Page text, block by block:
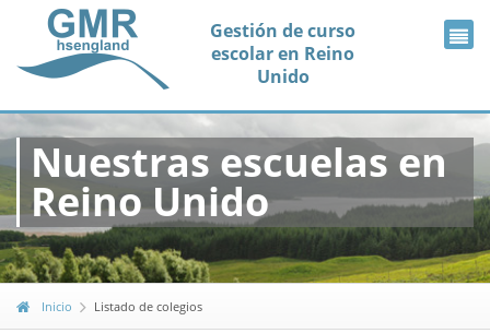
Gestión de curso
escolar en Reino
Unido
Nuestras escuelas en
Reino Unido
Inicio Listado de colegios